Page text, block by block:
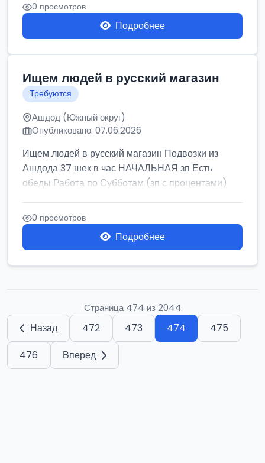
0 просмотров
Подробнее
Ищем людей в русский магазин
Требуются
Ашдод (Южный округ)
Опубликовано: 07.06.2026
Ищем людей в русский магазин Подвозки из
Ашдода 37 шек в час НАЧАЛЬНАЯ зп Есть
обеды Работа по Субботам (зп с процентами)
0 просмотров
Подробнее
Страница 474 из 2044
Назад 472 473 474
475
476
Вперед